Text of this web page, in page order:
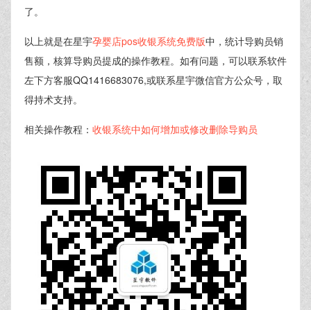
了。
以上就是在星宇孕婴店pos收银系统免费版中，统计导购员销
售额，核算导购员提成的操作教程。如有问题，可以联系软件
左下方客服QQ1416683076,或联系星宇微信官方公众号，取
得持术支持。
相关操作教程： 收银系统中如何增加或修改删除导购员